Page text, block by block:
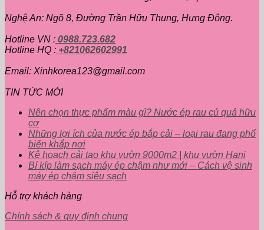
7.999.000₫
Nghệ An: Ngõ 8, Đường Trần Hữu Thung, Hưng Đông.
Hotline VN : 0988.723.682
Hotline HQ : +821062602991
Email: Xinhkorea123@gmail.com
TIN TỨC MỚI
Nên chọn thực phẩm màu gì? Nước ép rau củ quả hữu
cơ
Những lợi ích của nước ép bắp cải – loại rau đang phổ
biến khắp nơi
Kê hoạch cải tạo khu vườn 9000m2 | khu vườn Hani
Bí kíp làm sạch máy ép chậm như mới – Cách vệ sinh
máy ép chậm siêu sạch
Hỗ trợ khách hàng
Chính sách & quy định chung